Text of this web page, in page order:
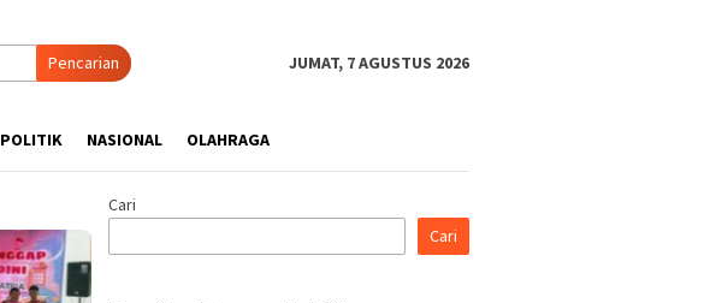
Pencarian JUMAT, 7 AGUSTUS 2026
POLITIK NASIONAL OLAHRAGA
Cari
Cari